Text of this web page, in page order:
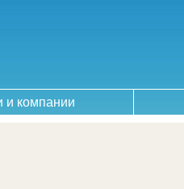
и компании